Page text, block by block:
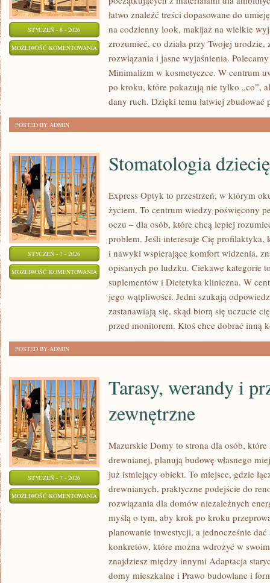
STYCZEŃ - 8 - 2026
MOŻLIWOŚĆ KOMENTOWANIA MAKIJAŻ
RÓŻNYCH
WARUNKACH
łatwo znaleźć treści dopasowane do
na codzienny look, makijaż na wielkie
zrozumieć, co działa przy Twojej urodzie,
rozwiązania i jasne wyjaśnienia.
Minimalizm w kosmetyczce. W centrum
po kroku, które pokazują nie tylko „co”,
dany ruch. Dzięki temu łatwiej zbudować
POSTED BY ADMIN
STYCZEŃ - 7 - 2026
MOŻLIWOŚĆ KOMENTOWANIA STOMATOLOGIA
DZIECIĘCA
Stomatologia
Express Optyk to przestrzeń, w którym
życiem. To centrum wiedzy poświęcony
oczu – dla osób, które chcą lepiej
problem. Jeśli interesuje Cię profilaktyka,
i nawyki wspierające komfort widzenia,
opisanych po ludzku. Ciekawe kategorie
suplementów i Dietetyka kliniczna. W
jego wątpliwości. Jedni szukają
zastanawiają się, skąd biorą się uczucie
przed monitorem. Ktoś chce dobrać inną
POSTED BY ADMIN
STYCZEŃ - 7 - 2026
MOŻLIWOŚĆ KOMENTOWANIA
Tarasy, werandy i
zewnętrzne
Mazurskie Domy to strona dla osób,
drewnianej, planują budowę własnego
już istniejący obiekt. To miejsce, gdzie
drewnianych, praktyczne podejście do
rozwiązania dla domów niezależnych
myślą o tym, aby krok po kroku
planowanie inwestycji, a jednocześnie
konkretów, które można wdrożyć w
znajdziesz między innymi Adaptacja
domy mieszkalne i Prawo budowlane i